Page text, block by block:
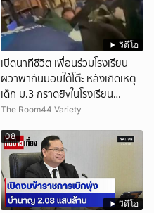
วิดีโอ
เปิดนาทีชีวิต เพื่อนร่วมโรงเรียน
ผวาพากันมอบใต้โต๊ะ หลังเกิดเหตุ
เด็ก ม.3 กราดยิvในโรงเรียน
เทพศิรินทร์นนท์ แบบไม่เลือกหน้า
The Room44 Variety
วิดีโอ
08